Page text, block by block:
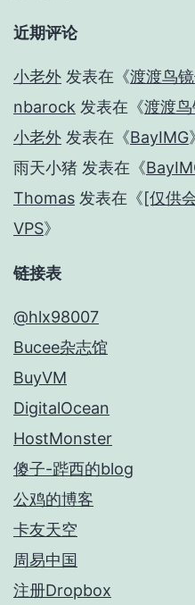
近期评论
小老外 发表在《渡渡鸟
nbarock 发表在《渡渡
小老外 发表在《BayIMG》
雨天小猪 发表在《
Thomas 发表在《[仅供
VPS》
链接表
@hlx98007
Bucee杂志馆
BuyVM
DigitalOcean
HostMonster
傻子-跸西的blog
公鸡的博客
卡友天空
周易中国
注册Dropbox